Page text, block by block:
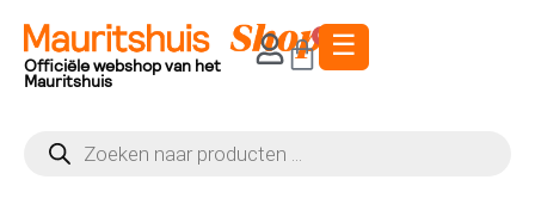
Officiële webshop van het
Mauritshuis
0 ☰